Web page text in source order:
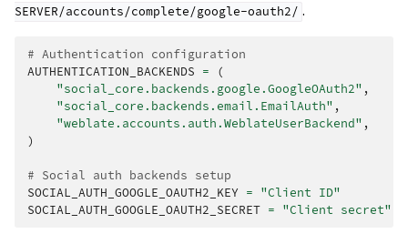
SERVER/accounts/complete/google-oauth2/ .
# Authentication configuration
AUTHENTICATION_BACKENDS =
(
"social_core.backends.google.GoogleOAuth2" ,
"social_core.backends.email.EmailAuth" ,
"weblate.accounts.auth.WeblateUserBackend" ,
)
# Social auth backends setup
SOCIAL_AUTH_GOOGLE_OAUTH2_KEY = "Client ID"
SOCIAL_AUTH_GOOGLE_OAUTH2_SECRET = "Client secret"